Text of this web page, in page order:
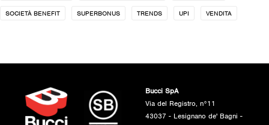
SOCIETÀ BENEFIT SUPERBONUS TRENDS UPI VENDITA
Bucci SpA
Via del Registro, n°11
43037 - Lesignano de' Bagni -